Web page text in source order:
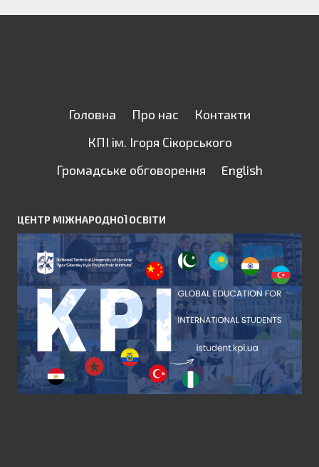
Головна Про нас
Контакти
КПІ ім. Ігоря Сікорського
Громадське обговорення
English
ЦЕНТР МІЖНАРОДНОЇ ОСВІТИ